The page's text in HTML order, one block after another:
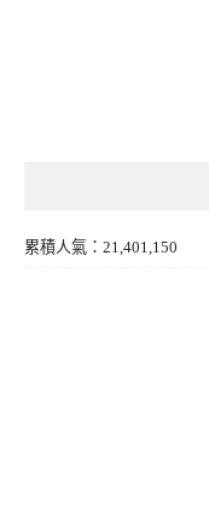
累積人氣：21,401,150